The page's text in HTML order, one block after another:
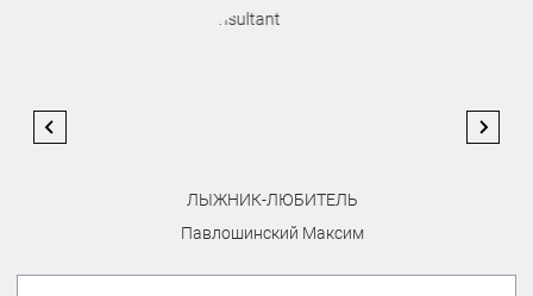
ЛЫЖНИК-ЛЮБИТЕЛЬ
Павлошинский Максим